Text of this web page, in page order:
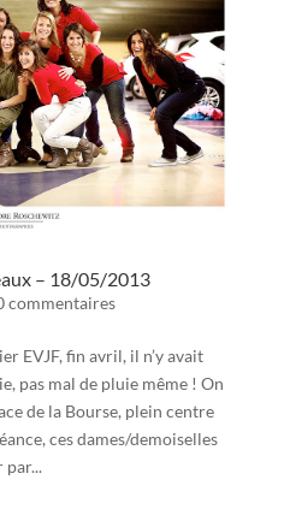
– 18/05/2013
commentaires
EVJF, fin avril, il n’y avait
pas mal de pluie même ! On
de la Bourse, plein centre
ces dames/demoiselles